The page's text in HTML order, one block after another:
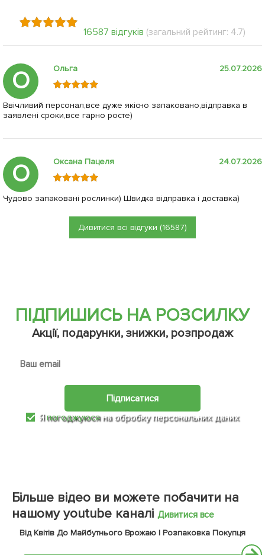
16587 відгуків (загальний рейтинг: 4.7)
О Ольга 25.07.2026
Ввічливий персонал,все дуже якісно запаковано,відправка в
заявлені сроки,все гарно росте)
О Оксана Пацеля 24.07.2026
Чудово запаковані рослинки) Швидка відправка і доставка)
Дивитися всі відгуки (16587)
ПІДПИШИСЬ НА РОЗСИЛКУ
Акції, подарунки, знижки, розпродаж
Підписатися
Япогоджуюсяна обробку персональних даних
Більше відео ви можете побачити на
нашому youtube каналі Дивитися все
Від Квітів До Майбутнього Врожаю | Розпаковка Покупця